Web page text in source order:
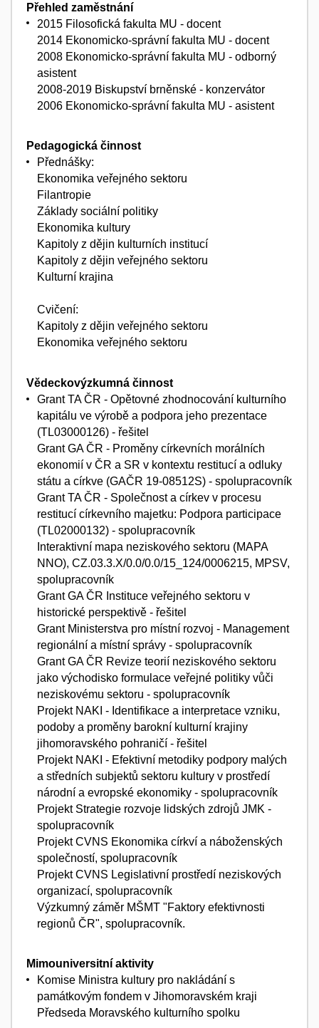
Přehled zaměstnání
2015 Filosofická fakulta MU - docent
2014 Ekonomicko-správní fakulta MU - docent
2008 Ekonomicko-správní fakulta MU - odborný
asistent
2008-2019 Biskupství brněnské - konzervátor
2006 Ekonomicko-správní fakulta MU - asistent
Pedagogická činnost
Přednášky:
Ekonomika veřejného sektoru
Filantropie
Základy sociální politiky
Ekonomika kultury
Kapitoly z dějin kulturních institucí
Kapitoly z dějin veřejného sektoru
Kulturní krajina
Cvičení:
Kapitoly z dějin veřejného sektoru
Ekonomika veřejného sektoru
Vědeckovýzkumná činnost
Grant TA ČR - Opětovné zhodnocování kulturního
kapitálu ve výrobě a podpora jeho prezentace
(TL03000126) - řešitel
Grant GA ČR - Proměny církevních morálních
ekonomií v ČR a SR v kontextu restitucí a odluky
státu a církve (GAČR 19-08512S) - spolupracovník
Grant TA ČR - Společnost a církev v procesu
restitucí církevního majetku: Podpora participace
(TL02000132) - spolupracovník
Interaktivní mapa neziskového sektoru (MAPA
NNO), CZ.03.3.X/0.0/0.0/15_124/0006215, MPSV,
spolupracovník
Grant GA ČR Instituce veřejného sektoru v
historické perspektivě - řešitel
Grant Ministerstva pro místní rozvoj - Management
regionální a místní správy - spolupracovník
Grant GA ČR Revize teorií neziskového sektoru
jako východisko formulace veřejné politiky vůči
neziskovému sektoru - spolupracovník
Projekt NAKI - Identifikace a interpretace vzniku,
podoby a proměny barokní kulturní krajiny
jihomoravského pohraničí - řešitel
Projekt NAKI - Efektivní metodiky podpory malých
a středních subjektů sektoru kultury v prostředí
národní a evropské ekonomiky - spolupracovník
Projekt Strategie rozvoje lidských zdrojů JMK -
spolupracovník
Projekt CVNS Ekonomika církví a náboženských
společností, spolupracovník
Projekt CVNS Legislativní prostředí neziskových
organizací, spolupracovník
Výzkumný záměr MŠMT "Faktory efektivnosti
regionů ČR", spolupracovník.
Mimouniversitní aktivity
Komise Ministra kultury pro nakládání s
památkovým fondem v Jihomoravském kraji
Předseda Moravského kulturního spolku